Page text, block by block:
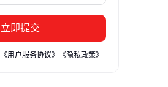
立即提交
《用户服务协议》 《隐私政策》